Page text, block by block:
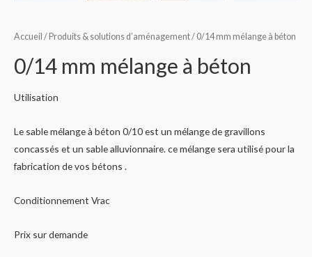
Accueil / Produits & solutions d’aménagement/ 0/14 mm mélange à béton
0/14 mm mélange à béton
Utilisation
Le sable mélange à béton 0/10 est un mélange de gravillons
concassés et un sable alluvionnaire. ce mélange sera utilisé pour la
fabrication de vos bétons .
Conditionnement Vrac
Prix sur demande